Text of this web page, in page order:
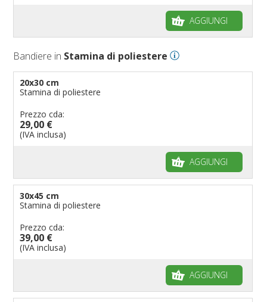
AGGIUNGI
Bandiere in Stamina di poliestere
20x30 cm
Stamina di poliestere
Prezzo cda:
29,00 €
(IVA inclusa)
AGGIUNGI
30x45 cm
Stamina di poliestere
Prezzo cda:
39,00 €
(IVA inclusa)
AGGIUNGI